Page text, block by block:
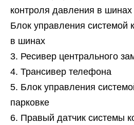
контроля давления в шинах
Блок управления системой
в шинах
Ресивер центрального
Трансивер телефона
Блок управления
парковке
Правый датчик системы